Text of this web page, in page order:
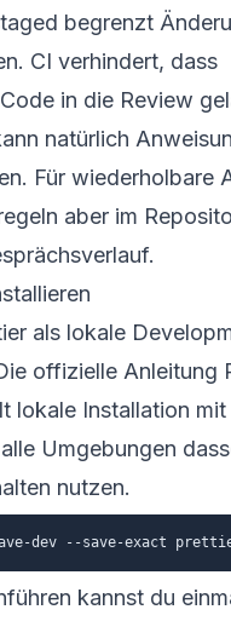
begrenzt
CI verhindert, dass
in die Review
natürlich
Für wiederholbare
aber im
als lokale
offizielle Anleitung
lokale Installation
Umgebungen
nutzen.
kannst du